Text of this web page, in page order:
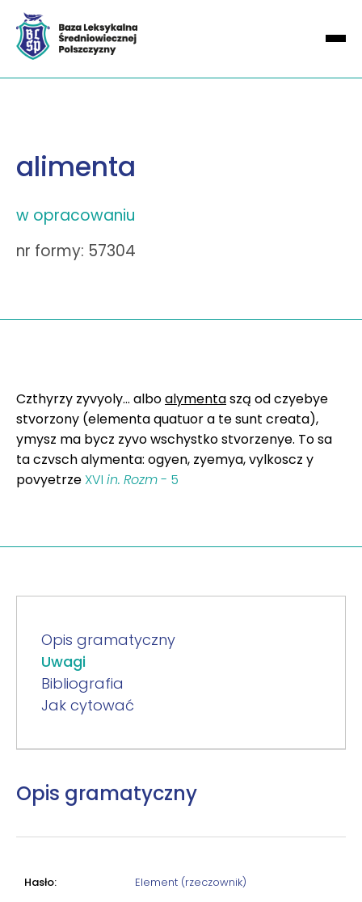
alimenta
w opracowaniu
nr formy: 57304
Czthyrzy zyvyoly... alboalymentaszą od czyebye
stvorzony (elementa quatuor a te sunt creata),
ymysz ma bycz zyvo wschystko stvorzenye. To sa
ta czvsch alymenta: ogyen, zyemya, vylkoscz y
povyetrze XVI in. Rozm- 5
Opis gramatyczny
Uwagi
Bibliografia
Jak cytować
Opis gramatyczny
Hasło: Element (rzeczownik)